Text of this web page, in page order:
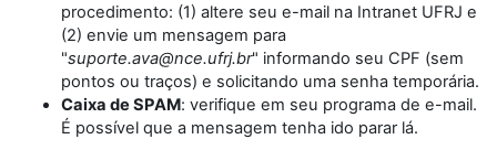
procedimento: (1) altere seu e-mail na Intranet UFRJ e
(2) envie um mensagem para
"suporte.ava@nce.ufrj.br" informando seu CPF (sem
pontos ou traços) e solicitando uma senha temporária.
Caixa de SPAM: verifique em seu programa de e-mail.
É possível que a mensagem tenha ido parar lá.